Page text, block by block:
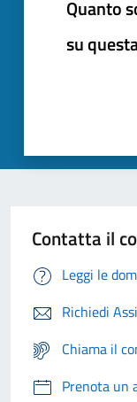
Quanto
su
Contatta il
Leggi le
Richiedi
Chiama il
Prenota un